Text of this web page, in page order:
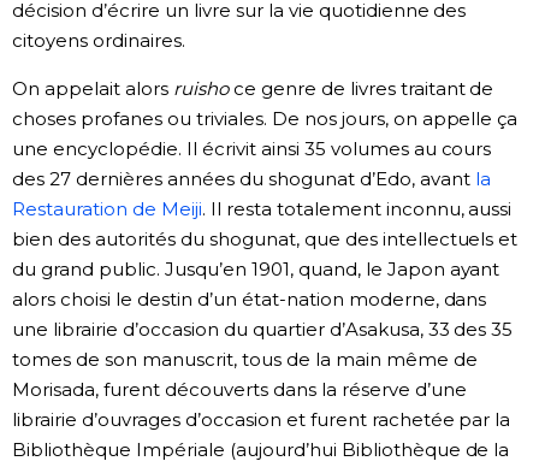
décision d’écrire un livre sur la vie quotidienne des
citoyens ordinaires.
On appelait alors ruishoce genre de livres traitant de
choses profanes ou triviales. De nos jours, on appelle ça
une encyclopédie. Il écrivit ainsi 35 volumes au cours
des 27 dernières années du shogunat d’Edo, avant la
Restauration de Meiji. Il resta totalement inconnu, aussi
bien des autorités du shogunat, que des intellectuels et
du grand public. Jusqu’en 1901, quand, le Japon ayant
alors choisi le destin d’un état-nation moderne, dans
une librairie d’occasion du quartier d’Asakusa, 33 des 35
tomes de son manuscrit, tous de la main même de
Morisada, furent découverts dans la réserve d’une
librairie d’ouvrages d’occasion et furent rachetée par la
Bibliothèque Impériale (aujourd’hui Bibliothèque de la